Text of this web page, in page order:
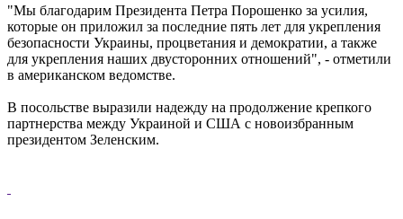
"Мы благодарим Президента Петра Порошенко за усилия,
которые он приложил за последние пять лет для укрепления
безопасности Украины, процветания и демократии, а также
для укрепления наших двусторонних отношений", - отметили
в американском ведомстве.
В посольстве выразили надежду на продолжение крепкого
партнерства между Украиной и США с новоизбранным
президентом Зеленским.